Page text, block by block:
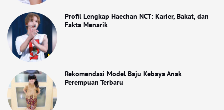
Profil Lengkap Haechan NCT: Karier, Bakat, dan
Fakta Menarik
Rekomendasi Model Baju Kebaya Anak
Perempuan Terbaru